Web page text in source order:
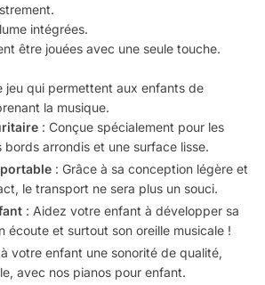
intégrées.
être jouées avec une seule touche.
jeu qui permettent aux enfants de
la musique.
: Conçue spécialement pour les
arrondis et une surface lisse.
: Grâce à sa conception légère et
le transport ne sera plus un souci.
: Aidez votre enfant à développer sa
écoute et surtout son oreille musicale !
votre enfant une sonorité de qualité,
avec nos pianos pour enfant.